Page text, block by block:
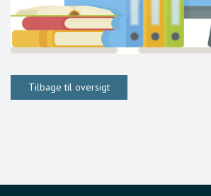
Tilbage til oversigt